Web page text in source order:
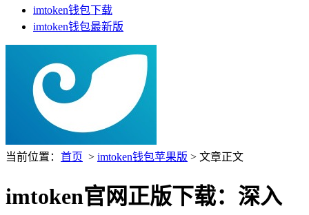
imtoken钱包下载
imtoken钱包最新版
当前位置： 首页 > imtoken钱包苹果版 > 文章正文
imtoken官网正版下载：深入